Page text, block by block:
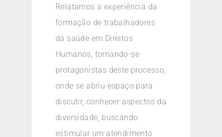
Relatamos a experiência da
formação de trabalhadores
da saúde em Direitos
Humanos, tornando-se
protagonistas deste processo,
onde se abriu espaço para
discutir, conhecer aspectos da
diversidade, buscando
estimular um atendimento